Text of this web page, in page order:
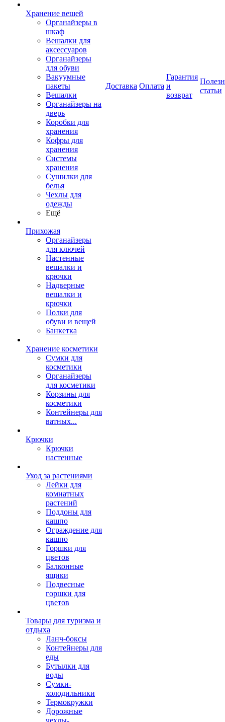
Хранение вещей
Органайзеры в
шкаф
Вешалки для
аксессуаров
Органайзеры
для обуви
Вакуумные
пакеты
Вешалки
Органайзеры на
дверь
Коробки для
хранения
Кофры для
хранения
Системы
хранения
Сушилки для
белья
Чехлы для
одежды
Ещё
Прихожая
Органайзеры
для ключей
Настенные
вешалки и
крючки
Надверные
вешалки и
крючки
Полки для
обуви и вещей
Банкетка
Хранение косметики
Сумки для
косметики
Органайзеры
для косметики
Корзины для
косметики
Контейнеры для
ватных...
Крючки
Крючки
настенные
Уход за растениями
Лейки для
комнатных
растений
Поддоны для
кашпо
Ограждение для
кашпо
Горшки для
цветов
Балконные
ящики
Подвесные
горшки для
цветов
Товары для туризма и
отдыха
Ланч-боксы
Контейнеры для
еды
Бутылки для
воды
Сумки-
холодильники
Термокружки
Дорожные
чехлы-
Доставка Оплата
Гарантия
и
возврат
статьи